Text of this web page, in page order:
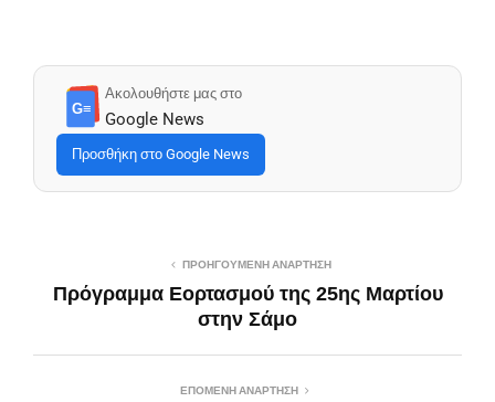
G≡
Ακολουθήστε μας στο
Google News
Προσθήκη στο Google News
ΠΡΟΗΓΟΎΜΕΝΗ ΑΝΆΡΤΗΣΗ
Πρόγραμμα Εορτασμού της 25ης Μαρτίου
στην Σάμο
ΕΠΌΜΕΝΗ ΑΝΆΡΤΗΣΗ